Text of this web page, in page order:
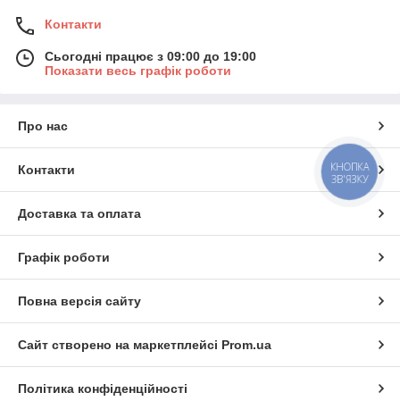
Контакти
Сьогодні працює з 09:00 до 19:00
Показати весь графік роботи
Про нас
Контакти
Доставка та оплата
Графік роботи
Повна версія сайту
Сайт створено на маркетплейсі Prom.ua
Політика конфіденційності
КНОПКА
ЗВ'ЯЗКУ